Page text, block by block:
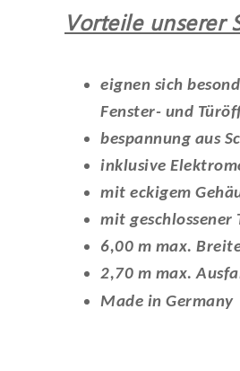
Vorteile unserer
eignen sich
Fenster- und
bespannung aus
inklusive
mit eckigem
mit geschlossener
6,00 m max.
2,70 m max.
Made in Germany